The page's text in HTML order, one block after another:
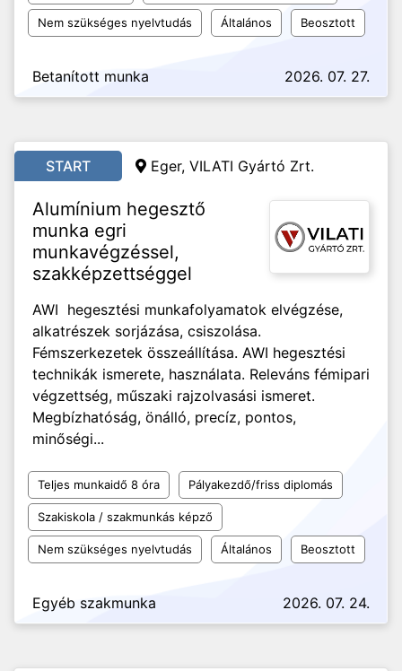
Nem szükséges nyelvtudás Általános Beosztott
Betanított munka 2026. 07. 27.
START Eger, VILATI Gyártó Zrt.
Alumínium hegesztő
munka egri
munkavégzéssel,
szakképzettséggel
AWI hegesztési munkafolyamatok elvégzése,
alkatrészek sorjázása, csiszolása.
Fémszerkezetek összeállítása. AWI hegesztési
technikák ismerete, használata. Releváns fémipari
végzettség, műszaki rajzolvasási ismeret.
Megbízhatóság, önálló, precíz, pontos,
minőségi...
Teljes munkaidő 8 óra Pályakezdő/friss diplomás
Szakiskola / szakmunkás képző
Nem szükséges nyelvtudás Általános Beosztott
Egyéb szakmunka 2026. 07. 24.